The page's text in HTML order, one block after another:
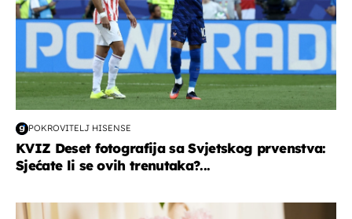
POKROVITELJ HISENSE
KVIZ Deset fotografija sa Svjetskog prvenstva:
Sjećate li se ovih trenutaka?...
moda & ljepota